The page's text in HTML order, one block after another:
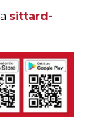
sittard-